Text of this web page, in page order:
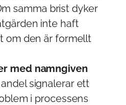
samma brist dyker
inte haft
om den är formellt
med namngiven
signalerar ett
i processens